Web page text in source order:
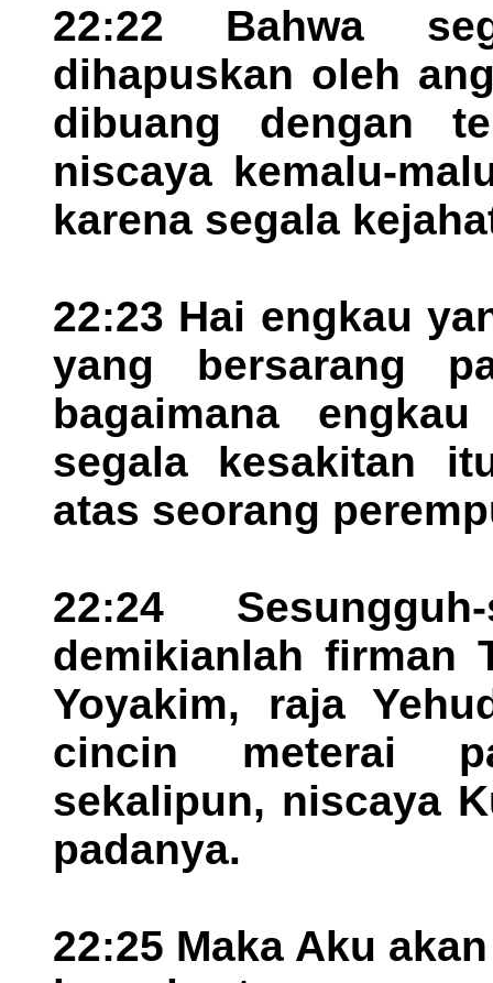
22:22 Bahwa
dihapuskan oleh
dibuang dengan
niscaya kemalu-
karena segala
22:23 Hai engkau
yang bersarang
bagaimana
segala kesakitan
atas seorang
22:24
demikianlah firman
Yoyakim, raja
cincin meterai
sekalipun, niscaya
padanya.
22:25 Maka Aku